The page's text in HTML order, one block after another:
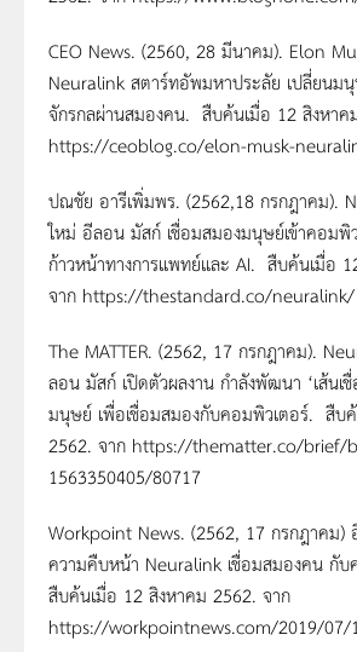
CEO News. (2560, 28 มีนาคม). Elon
Neuralink สตาร์ทอัพมหาประลัย เปลี่ยนม
จักรกลผ่านสมองคน. สืบค้นเมื่อ 12 สิงหาค
https://ceoblog.co/elon-musk-
ปณชัย อารีเพิ่มพร. (2562,18 กรกฎาคม).
ใหม่ อีลอน มัสก์ เชื่อมสมองมนุษย์เข้าคอมพิ
ก้าวหน้าทางการแพทย์และ AI. สืบค้นเมื่อ
จาก https://thestandard.co/neuralink/
The MATTER. (2562, 17 กรกฎาคม).
ลอน มัสก์ เปิดตัวผลงาน กำลังพัฒนา ‘เส้นเ
มนุษย์ เพื่อเชื่อมสมองกับคอมพิวเตอร์. สืบ
2562. จาก https://thematter.co/brief/
1563350405/80717
Workpoint News. (2562, 17 กรกฎาคม)
ความคืบหน้า Neuralink เชื่อมสมองคน กับ
สืบค้นเมื่อ 12 สิงหาคม 2562. จาก
https://workpointnews.com/2019/